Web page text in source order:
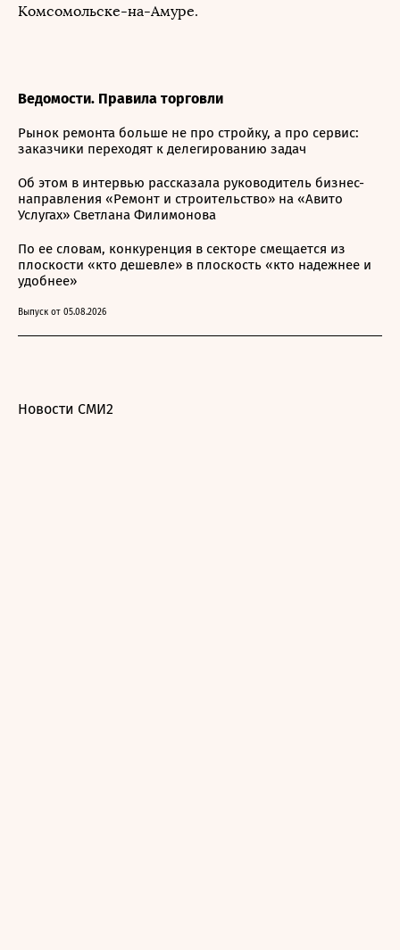
Комсомольске-на-Амуре.
Ведомости. Правила торговли
Рынок ремонта больше не про стройку, а про сервис:
заказчики переходят к делегированию задач
Об этом в интервью рассказала руководитель бизнес-
направления «Ремонт и строительство» на «Авито
Услугах» Светлана Филимонова
По ее словам, конкуренция в секторе смещается из
плоскости «кто дешевле» в плоскость «кто надежнее и
удобнее»
Выпуск от 05.08.2026
Новости СМИ2